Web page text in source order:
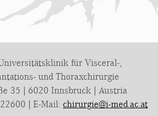
für Visceral-,
und Thoraxchirurgie
35 | 6020 Innsbruck | Austria
| E-Mail: chirurgie@i-med.ac.at